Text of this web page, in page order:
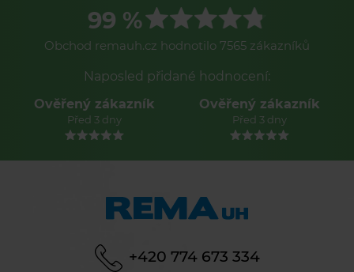
99 %
Obchod remauh.cz hodnotilo 7565 zákazníků
Naposled přidané hodnocení:
Ověřený zákazník
Před 3 dny
Ověřený zákazník
Před 3 dny
+420 774 673 334